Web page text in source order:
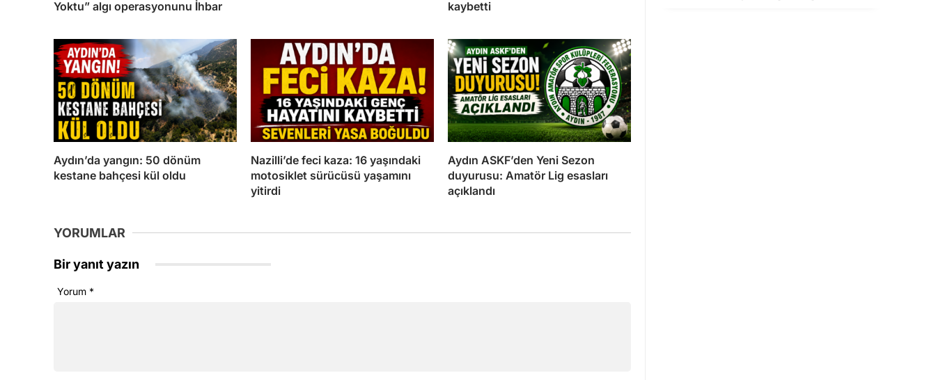
Yoktu” algı operasyonunu İhbar
kaybetti
Aydın’da yangın: 50 dönüm
kestane bahçesi kül oldu
Nazilli’de feci kaza: 16 yaşındaki
motosiklet sürücüsü yaşamını
yitirdi
Aydın ASKF’den Yeni Sezon
duyurusu: Amatör Lig esasları
açıklandı
YORUMLAR
Bir yanıt yazın
Yorum *